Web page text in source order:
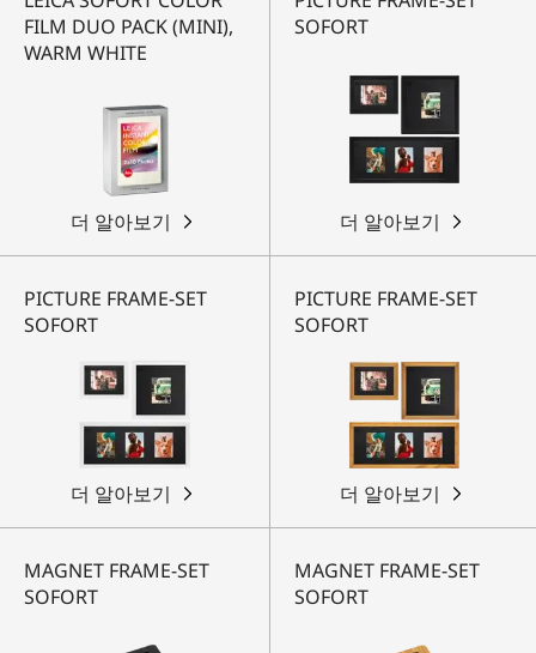
FILM DUO PACK (MINI),
WARM WHITE
더 알아보기
SOFORT
더 알아보기
PICTURE FRAME-SET
SOFORT
더 알아보기
PICTURE FRAME-SET
SOFORT
더 알아보기
MAGNET FRAME-SET
SOFORT
MAGNET FRAME-SET
SOFORT